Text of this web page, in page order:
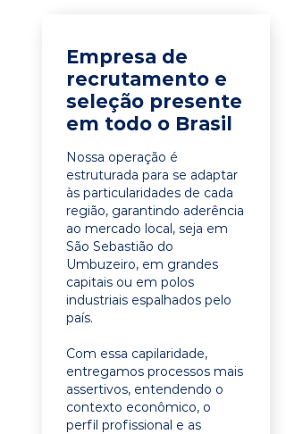
Empresa de
recrutamento e
seleção presente
em todo o Brasil
Nossa operação é
estruturada para se adaptar
às particularidades de cada
região, garantindo aderência
ao mercado local, seja em
São Sebastião do
Umbuzeiro, em grandes
capitais ou em polos
industriais espalhados pelo
país.
Com essa capilaridade,
entregamos processos mais
assertivos, entendendo o
contexto econômico, o
perfil profissional e as